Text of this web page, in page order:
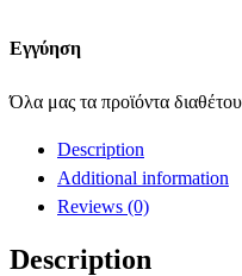
Εγγύηση
Όλα μας τα προϊόντα
Description
Additional information
Reviews (0)
Description